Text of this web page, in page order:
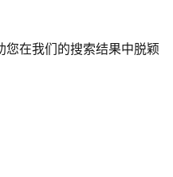
在我们的搜索结果中脱颖